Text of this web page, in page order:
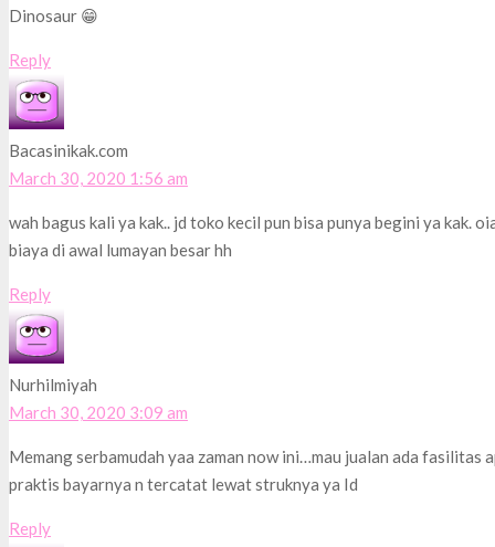
Dinosaur 😁
Reply
Bacasinikak.com
March 30, 2020 1:56 am
wah bagus kali ya kak.. jd toko kecil pun bisa punya begini ya kak.
biaya di awal lumayan besar hh
Reply
Nurhilmiyah
March 30, 2020 3:09 am
Memang serbamudah yaa zaman now ini…mau jualan ada fasilitas
praktis bayarnya n tercatat lewat struknya ya Id
Reply